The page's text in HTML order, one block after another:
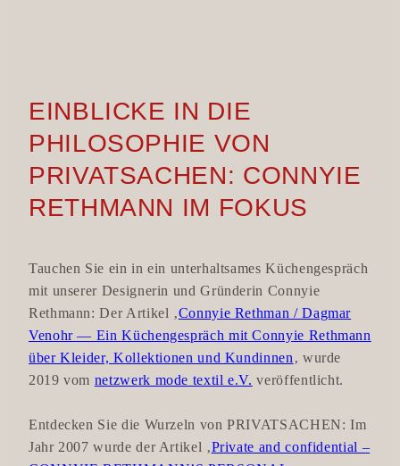
EINBLICKE IN DIE
PHILOSOPHIE VON
PRIVATSACHEN: CONNYIE
RETHMANN IM FOKUS
Tauchen Sie ein in ein unterhaltsames Küchengespräch
mit unserer Designerin und Gründerin Connyie
Rethmann: Der Artikel ‚Connyie Rethman / Dagmar
Venohr — Ein Küchengespräch mit Connyie Rethmann
über Kleider, Kollektionen und Kundinnen ‚ wurde
2019 vom netzwerk mode textil e.V. veröffentlicht.
Entdecken Sie die Wurzeln von PRIVATSACHEN: Im
Jahr 2007 wurde der Artikel ‚Private and confidential –